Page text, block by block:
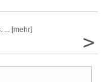
... [mehr]
>